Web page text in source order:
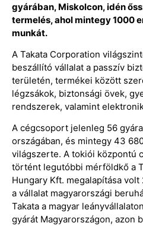
gyárában, Miskolcon, idén
termelés, ahol mintegy 1000
munkát.
A Takata Corporation
beszállító vállalat a passzív
területén, termékei között
légzsákok, biztonsági övek,
rendszerek, valamint
A cégcsoport jelenleg 56
országában, és mintegy 43
világszerte. A tokiói központú
történt legutóbbi mérföldkő a
Hungary Kft. megalapítása
a vállalat magyarországi
Takata a magyar
gyárát Magyarországon, azon